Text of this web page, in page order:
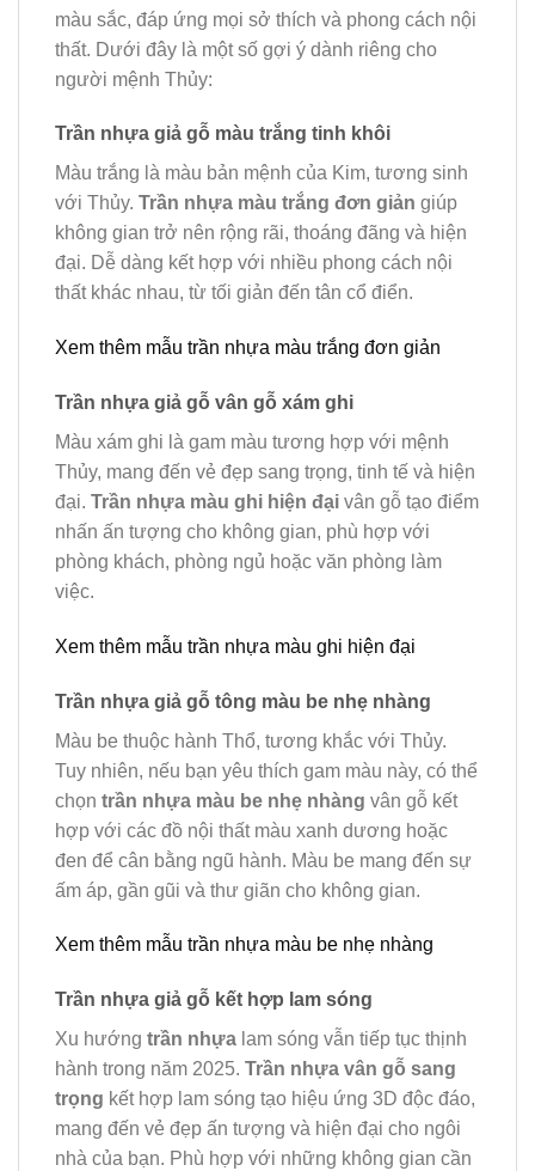
màu sắc, đáp ứng mọi sở thích và phong cách nội
thất. Dưới đây là một số gợi ý dành riêng cho
người mệnh Thủy:
Trần nhựa giả gỗ màu trắng tinh khôi
Màu trắng là màu bản mệnh của Kim, tương sinh
với Thủy. Trần nhựa màu trắng đơn giản giúp
không gian trở nên rộng rãi, thoáng đãng và hiện
đại. Dễ dàng kết hợp với nhiều phong cách nội
thất khác nhau, từ tối giản đến tân cổ điển.
Xem thêm mẫu trần nhựa màu trắng đơn giản
Trần nhựa giả gỗ vân gỗ xám ghi
Màu xám ghi là gam màu tương hợp với mệnh
Thủy, mang đến vẻ đẹp sang trọng, tinh tế và hiện
đại. Trần nhựa màu ghi hiện đại vân gỗ tạo điểm
nhấn ấn tượng cho không gian, phù hợp với
phòng khách, phòng ngủ hoặc văn phòng làm
việc.
Xem thêm mẫu trần nhựa màu ghi hiện đại
Trần nhựa giả gỗ tông màu be nhẹ nhàng
Màu be thuộc hành Thổ, tương khắc với Thủy.
Tuy nhiên, nếu bạn yêu thích gam màu này, có thể
chọn trần nhựa màu be nhẹ nhàng vân gỗ kết
hợp với các đồ nội thất màu xanh dương hoặc
đen để cân bằng ngũ hành. Màu be mang đến sự
ấm áp, gần gũi và thư giãn cho không gian.
Xem thêm mẫu trần nhựa màu be nhẹ nhàng
Trần nhựa giả gỗ kết hợp lam sóng
Xu hướng trần nhựa lam sóng vẫn tiếp tục thịnh
hành trong năm 2025. Trần nhựa vân gỗ sang
trọng kết hợp lam sóng tạo hiệu ứng 3D độc đáo,
mang đến vẻ đẹp ấn tượng và hiện đại cho ngôi
nhà của bạn. Phù hợp với những không gian cần